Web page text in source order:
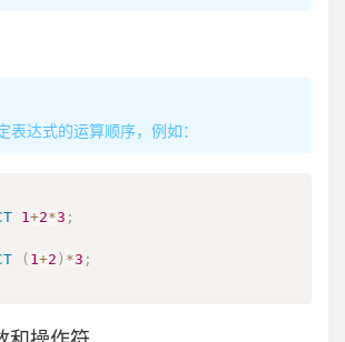
表达式的运算顺序，例如：
1+2*3 ;
( 1+2 ) *3 ;